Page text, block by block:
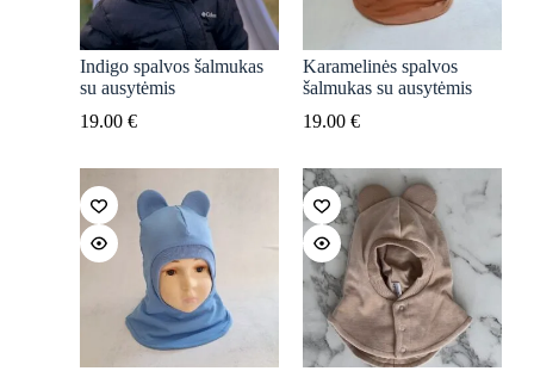
Indigo spalvos šalmukas
su ausytėmis
19.00 €
Karamelinės spalvos
šalmukas su ausytėmis
19.00 €